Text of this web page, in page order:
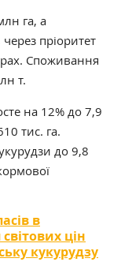
га, а
пріоритет
Споживання
т.
на 12% до 7,9
тис. га.
до 9,8
в
цін
кукурудзу